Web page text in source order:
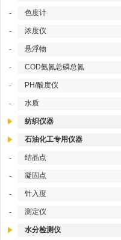
- 色度计
- 浓度仪
- 悬浮物
- COD氨氮总磷总氮
- PH/酸度仪
- 水质
纺织仪器
石油化工专用仪器
- 结晶点
- 凝固点
- 针入度
- 测定仪
水分检测仪